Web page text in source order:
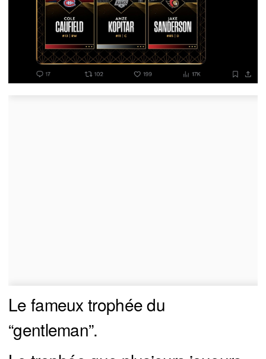
Le fameux trophée du
“gentleman”.